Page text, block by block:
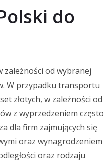
do
zależności od wybranej
W przypadku transportu
złotych, w zależności od
z wyprzedzeniem często
dla firm zajmujących się
oraz wynagrodzeniem
oraz rodzaju